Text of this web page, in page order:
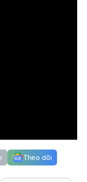
Theo dõi